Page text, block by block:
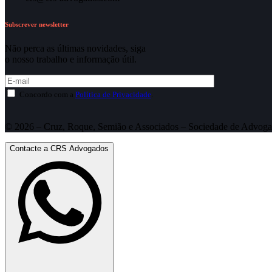
Subscrever newsletter
Não perca as últimas novidades, siga
o nosso trabalho e informação útil.
Concordo com a Política de Privacidade
© 2026 – Cruz, Roque, Semião e Associados – Sociedade de
Contacte a CRS Advogados